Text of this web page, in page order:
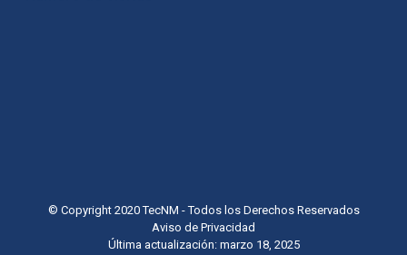
© Copyright 2020 TecNM - Todos los Derechos Reservados
Aviso de Privacidad
Última actualización: marzo 18, 2025